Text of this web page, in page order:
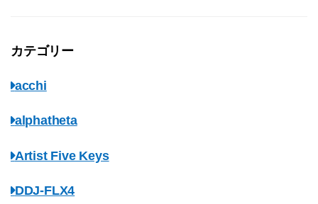
カテゴリー
acchi
alphatheta
Artist Five Keys
DDJ-FLX4